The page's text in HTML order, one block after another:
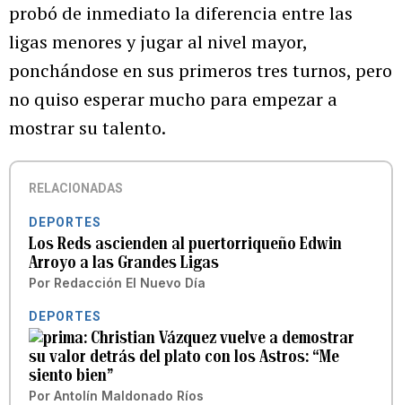
probó de inmediato la diferencia entre las
ligas menores y jugar al nivel mayor,
ponchándose en sus primeros tres turnos, pero
no quiso esperar mucho para empezar a
mostrar su talento.
RELACIONADAS
DEPORTES
Los Reds ascienden al puertorriqueño Edwin
Arroyo a las Grandes Ligas
Por Redacción El Nuevo Día
DEPORTES
Christian Vázquez vuelve a demostrar
su valor detrás del plato con los Astros: “Me
siento bien”
Por Antolín Maldonado Ríos